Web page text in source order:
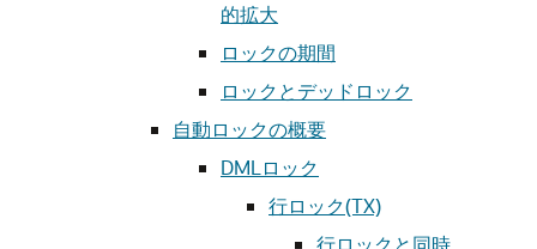
的拡大
ロックの期間
ロックとデッドロック
自動ロックの概要
DMLロック
行ロック(TX)
行ロックと同時